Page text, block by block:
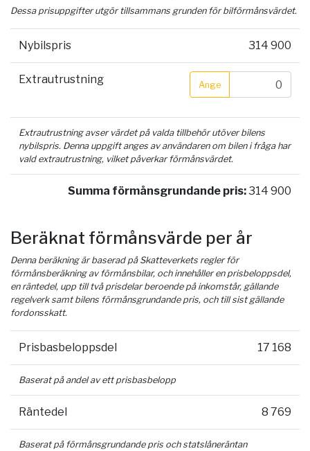
Dessa prisuppgifter utgör tillsammans grunden för bilförmånsvärdet.
Nybilspris 314 900
Extrautrustning Ange
Extrautrustning avser värdet på valda tillbehör utöver bilens
nybilspris. Denna uppgift anges av användaren om bilen i fråga har
vald extrautrustning, vilket påverkar förmånsvärdet.
Summa förmånsgrundande pris:314 900
Beräknat förmånsvärde per år
Denna beräkning är baserad på Skatteverkets regler för
förmånsberäkning av förmånsbilar, och innehåller en prisbeloppsdel,
en räntedel, upp till två prisdelar beroende på inkomstår, gällande
regelverk samt bilens förmånsgrundande pris, och till sist gällande
fordonsskatt.
Prisbasbeloppsdel 17 168
Baserat på andel av ett prisbasbelopp
Räntedel 8 769
Baserat på förmånsgrundande pris och statslåneräntan